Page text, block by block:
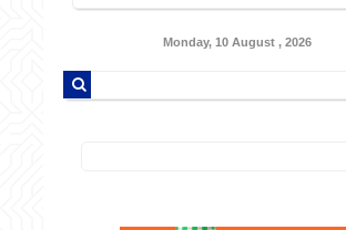
Monday, 10 August , 2026